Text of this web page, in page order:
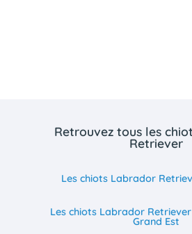
Retrouvez tous les
Retriever
Les chiots Labrador
Les chiots Labrador
Grand Est